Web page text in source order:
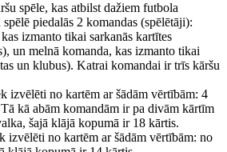
spēle, kas atbilst dažiem futbola
piedalās 2 komandas (spēlētāji):
izmanto tikai sarkanās kartītes
un melnā komanda, kas izmanto tikai
un klubus). Katrai komandai ir trīs kāršu
izvēlēti no kartēm ar šādām vērtībām: 4
kā abām komandām ir pa divām kārtīm
šajā klājā kopumā ir 18 kārtis.
izvēlēti no kartēm ar šādām vērtībām: no